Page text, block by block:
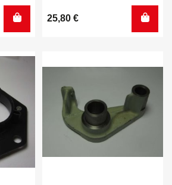
25,80 €